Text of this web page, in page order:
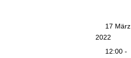
17 März
2022
12:00 -